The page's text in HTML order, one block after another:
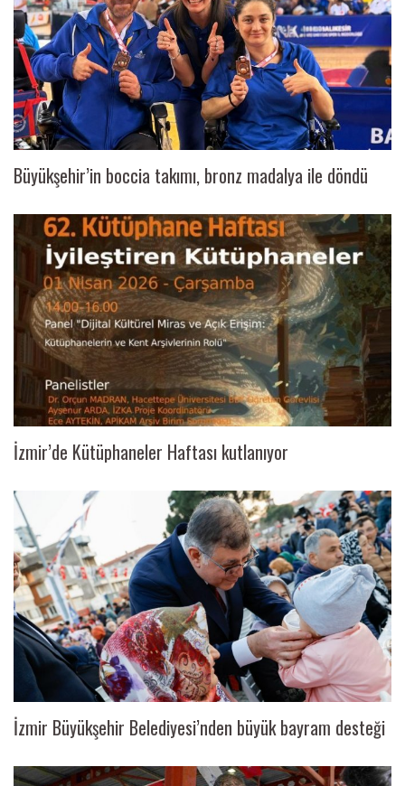
Büyükşehir’in boccia takımı, bronz madalya ile döndü
İzmir’de Kütüphaneler Haftası kutlanıyor
İzmir Büyükşehir Belediyesi’nden büyük bayram desteği